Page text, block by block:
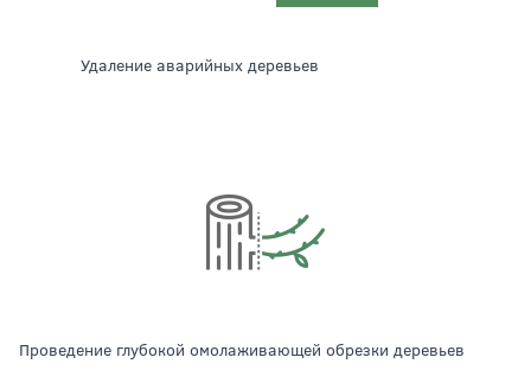
удаление аварийных деревьев
проведение глубокой омолаживающей обрезки деревьев